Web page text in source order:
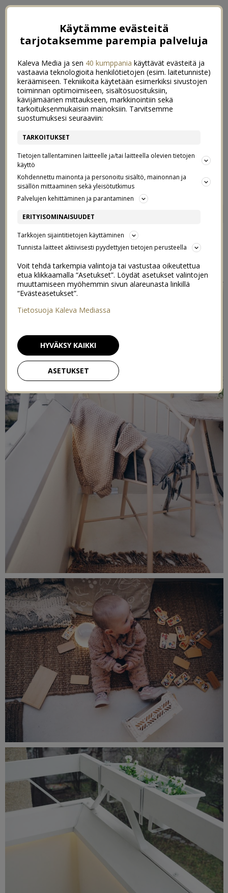
VALOT PARVEKKEELLA
Postaus on toteutettu kaupallisessa yhteistyössä
Philips
Hue
kanssa
Käytämme evästeitä
tarjotaksemme parempia palveluja
Kaleva Media ja sen 40 kumppania käyttävät evästeitä ja
vastaavia teknologioita henkilötietojen (esim. laitetunniste)
keräämiseen. Tekniikoita käytetään esimerkiksi sivustojen
toiminnan optimoimiseen, sisältösuosituksiin,
kävijämäärien mittaukseen, markkinointiin sekä
tarkoituksenmukaisiin mainoksiin. Tarvitsemme
suostumuksesi seuraaviin:
TARKOITUKSET
Tietojen tallentaminen laitteelle ja/tai laitteella olevien tietojen
käyttö
Kohdennettu mainonta ja personoitu sisältö, mainonnan ja
sisällön mittaaminen sekä yleisötutkimus
Palvelujen kehittäminen ja parantaminen
ERITYISOMINAISUUDET
Tarkkojen sijaintitietojen käyttäminen
Tunnista laitteet aktiivisesti pyydettyjen tietojen perusteella
Voit tehdä tarkempia valintoja tai vastustaa oikeutettua
etua klikkaamalla “Asetukset”. Löydät asetukset valintojen
muuttamiseen myöhemmin sivun alareunasta linkillä
“Evästeasetukset”.
Tietosuoja Kaleva Mediassa
ASETUKSET
HYVÄKSY KAIKKI